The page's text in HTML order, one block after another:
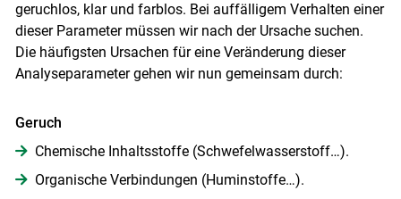
geruchlos, klar und farblos. Bei auffälligem Verhalten einer
dieser Parameter müssen wir nach der Ursache suchen.
Die häufigsten Ursachen für eine Veränderung dieser
Analyseparameter gehen wir nun gemeinsam durch:
Geruch
Chemische Inhaltsstoffe (Schwefelwasserstoff…).
Organische Verbindungen (Huminstoffe…).